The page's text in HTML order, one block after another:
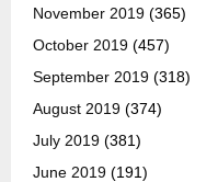
November 2019 (365)
October 2019 (457)
September 2019 (318)
August 2019 (374)
July 2019 (381)
June 2019 (191)